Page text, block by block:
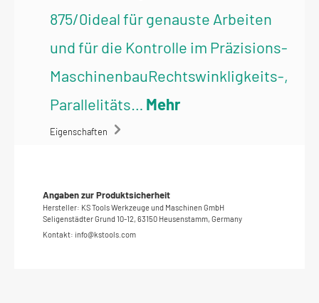
875/0ideal für genauste Arbeiten
und für die Kontrolle im Präzisions-
MaschinenbauRechtswinkligkeits-,
Parallelitäts… Mehr
Eigenschaften
Angaben zur Produktsicherheit
Hersteller: KS Tools Werkzeuge und Maschinen GmbH
Seligenstädter Grund 10-12, 63150 Heusenstamm, Germany
Kontakt: info@kstools.com